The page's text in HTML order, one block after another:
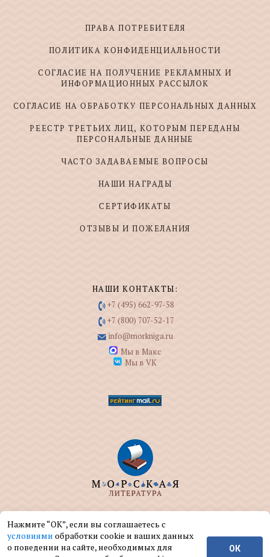
ПРАВА ПОТРЕБИТЕЛЯ
ПОЛИТИКА КОНФИДЕНЦИАЛЬНОСТИ
СОГЛАСИЕ НА ПОЛУЧЕНИЕ РЕКЛАМНЫХ И
ИНФОРМАЦИОННЫХ РАССЫЛОК
СОГЛАСИЕ НА ОБРАБОТКУ ПЕРСОНАЛЬНЫХ ДАННЫХ
РЕЕСТР ТРЕТЬИХ ЛИЦ, КОТОРЫМ ПЕРЕДАНЫ
ПЕРСОНАЛЬНЫЕ ДАННЫЕ
ЧАСТО ЗАДАВАЕМЫЕ ВОПРОСЫ
НАШИ НАГРАДЫ
СЕРТИФИКАТЫ
ОТЗЫВЫ И ПОЖЕЛАНИЯ
НАШИ КОНТАКТЫ:
+7 (495) 662-97-58
+7 (800) 707-52-17
info@morkniga.ru
Мы в Макс
Мы в VK
ООО "МОРКНИГА" занимается изданием и
реализацией книг на морскую тематику.
© ООО "МОРКНИГА", 2004 — 2026 г.
Нажмите “ОК”, если вы соглашаетесь с
условиями обработки cookie и ваших данных
о поведении на сайте, необходимых для
ОК